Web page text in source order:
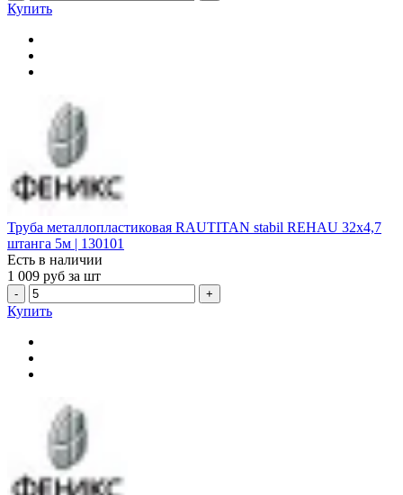
Купить
Труба металлопластиковая RAUTITAN stabil REHAU 32х4,7
штанга 5м | 130101
Есть в наличии
1 009 руб за шт
- +
Купить